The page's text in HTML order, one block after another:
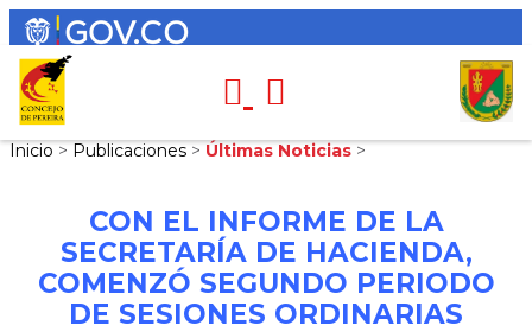
Inicio > Publicaciones > Últimas Noticias >
CON EL INFORME DE LA
SECRETARÍA DE HACIENDA,
COMENZÓ SEGUNDO PERIODO
DE SESIONES ORDINARIAS